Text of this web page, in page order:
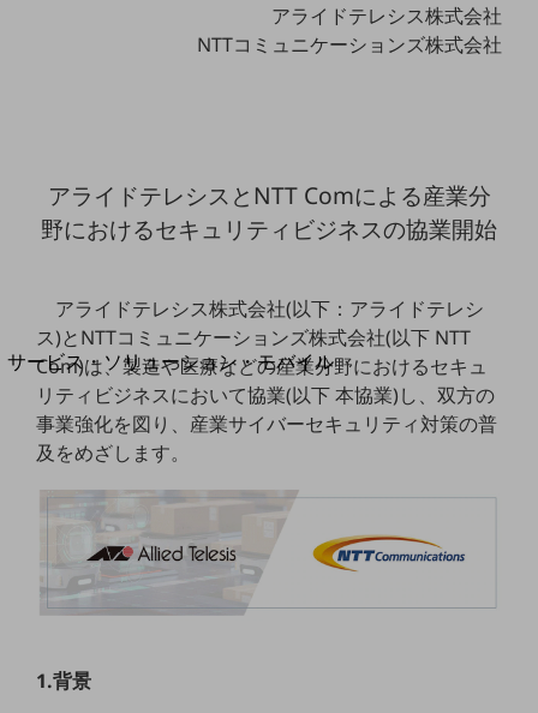
自治体・地域社会との共創
LGPF(Local Government Platform)
サービス・ソリューション・モバイル
サービス・ソリューションTOP
DXに関する課題を解決する
サービス・ソリューションをご紹介
カテゴリーで探すTOP
ネットワーク・モバイル
クラウド・データセンター
セキュリティ
アライドテレシス株式会社
NTTコミュニケーションズ株式会社
アライドテレシスとNTT Comによる産業分
野におけるセキュリティビジネスの協業開始
アライドテレシス株式会社(以下：アライドテレシ
ス)とNTTコミュニケーションズ株式会社(以下 NTT
Com)は、製造や医療などの産業分野におけるセキュ
リティビジネスにおいて協業(以下 本協業)し、双方の
事業強化を図り、産業サイバーセキュリティ対策の普
及をめざします。
1.背景